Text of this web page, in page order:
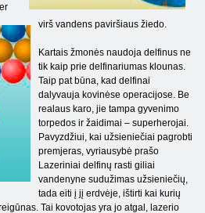
virš vandens paviršiaus žiedo.
Kartais žmonės naudoja delfinus ne
tik kaip prie delfinariumas klounas.
Taip pat būna, kad delfinai
dalyvauja kovinėse operacijose. Be
realaus karo, jie tampa gyvenimo
torpedos ir žaidimai – superherojai.
Pavyzdžiui, kai užsieniečiai pagrobti
premjeras, vyriausybė prašo
Lazeriniai delfinų rasti giliai
vandenyne sudužimas užsieniečių,
tada eiti į jį erdvėje, ištirti kai kurių
Tai kovotojas yra jo atgal, lazerio